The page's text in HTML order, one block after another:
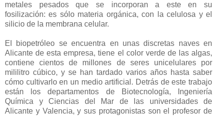
metales pesados que se incorporan a este en su
fosilización: es sólo materia orgánica, con la celulosa y el
silicio de la membrana celular.
El biopetróleo se encuentra en unas discretas naves en
Alicante de esta empresa, tiene el color verde de las algas,
contiene cientos de millones de seres unicelulares por
mililitro cúbico, y se han tardado varios años hasta saber
cómo cultivarlo en un medio artificial. Detrás de este trabajo
están los departamentos de Biotecnología, Ingeniería
Química y Ciencias del Mar de las universidades de
Alicante y Valencia, y sus protagonistas son el profesor de